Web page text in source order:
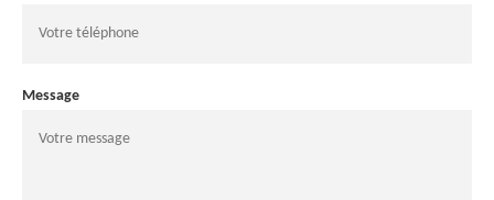
Message